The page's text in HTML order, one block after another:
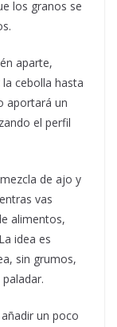
los granos se
aparte,
cebolla hasta
aportará un
el perfil
de ajo y
vas
alimentos,
idea es
sin grumos,
un poco